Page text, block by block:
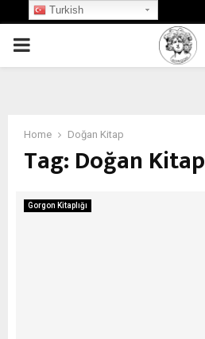
PRIMARY
Home Doğan Kitap
Tag: Doğan Kitap
Gorgon Kitaplığı
Turkish